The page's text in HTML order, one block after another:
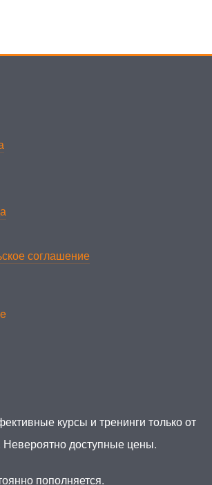
соглашение
курсы и тренинги только от
Невероятно доступные цены.
пополняется.